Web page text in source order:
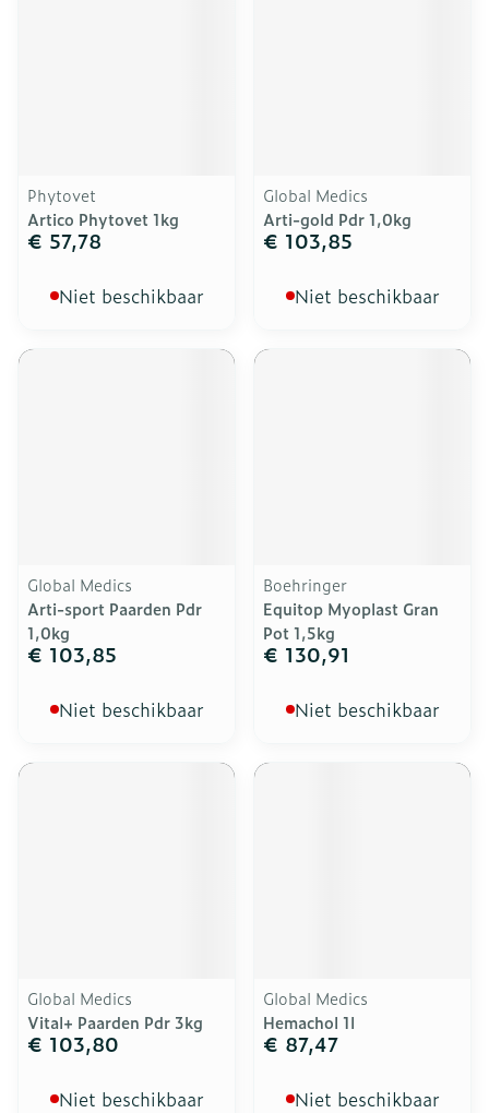
Phytovet
Artico Phytovet 1kg
€ 57,78
Niet beschikbaar
Global Medics
Arti-gold Pdr 1,0kg
€ 103,85
Niet beschikbaar
Global Medics
Arti-sport Paarden Pdr
1,0kg
€ 103,85
Niet beschikbaar
Boehringer
Equitop Myoplast Gran
Pot 1,5kg
€ 130,91
Niet beschikbaar
Global Medics
Vital+ Paarden Pdr 3kg
€ 103,80
Niet beschikbaar
Global Medics
Hemachol 1l
€ 87,47
Niet beschikbaar